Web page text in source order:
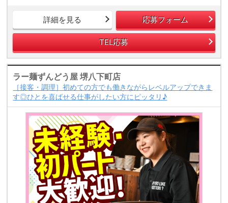
詳細を見る 応募フォーム
TEL応募
ラー麺ずんどう屋 堺八下町店
［接客・調理］初めての方でも働きながらレベルアップできま
す◎ひとを喜ばせる仕事がしたい方にピッタリ♪